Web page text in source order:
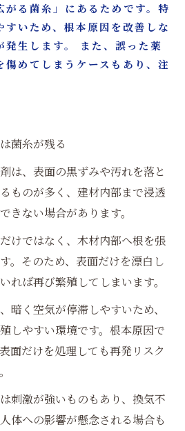
がる菌糸」にあるためです。特
すいため、根本原因を改善しな
発生します。 また、誤った薬
傷めてしまうケースもあり、注
菌糸が残る
は、表面の黒ずみや汚れを落と
ものが多く、建材内部まで浸透
きない場合があります。
けではなく、木材内部へ根を張
。そのため、表面だけを漂白し
れば再び繁殖してしまいます。
暗く空気が停滞しやすいため、
しやすい環境です。根本原因で
面だけを処理しても再発リスク
刺激が強いものもあり、換気不
体への影響が懸念される場合も